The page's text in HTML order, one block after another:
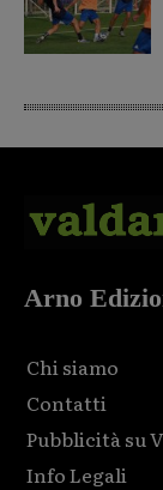
Arno
Chi siamo
Contatti
Pubblicità su
Info Legali